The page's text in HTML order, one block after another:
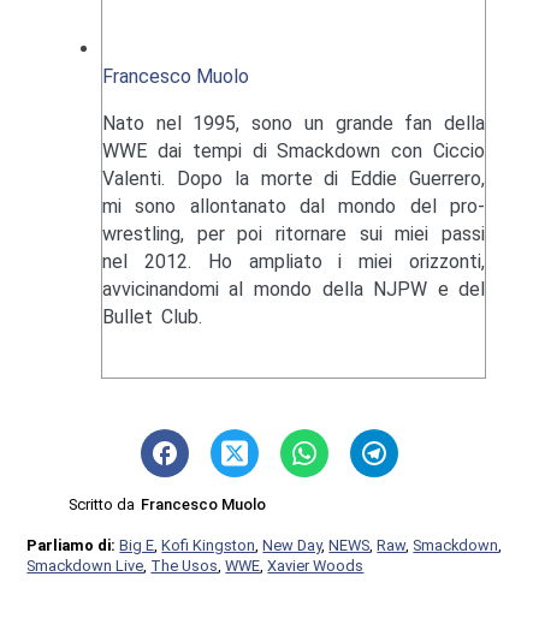
Francesco Muolo
Nato nel 1995, sono un grande fan della
WWE dai tempi di Smackdown con Ciccio
Valenti. Dopo la morte di Eddie Guerrero,
mi sono allontanato dal mondo del pro-
wrestling, per poi ritornare sui miei passi
nel 2012. Ho ampliato i miei orizzonti,
avvicinandomi al mondo della NJPW e del
Bullet Club.
Scritto da Francesco Muolo
Parliamo di:Big E,Kofi Kingston,New Day,NEWS,Raw,Smackdown,
Smackdown Live, The Usos,WWE,Xavier Woods